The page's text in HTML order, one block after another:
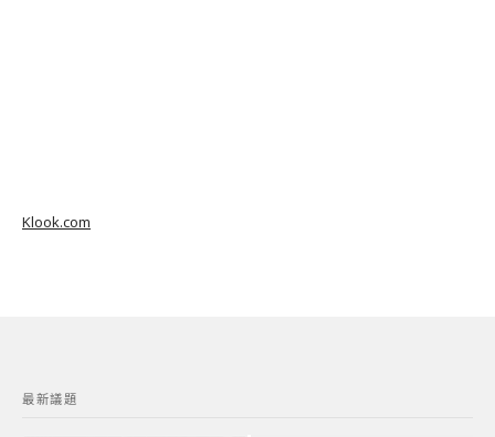
Klook.com
最新議題